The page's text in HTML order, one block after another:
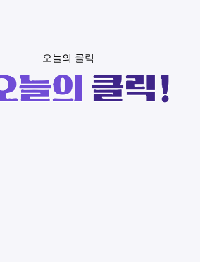
오늘의 클릭